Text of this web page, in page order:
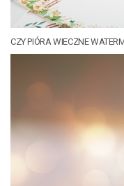
CZY PIÓRA WIECZNE